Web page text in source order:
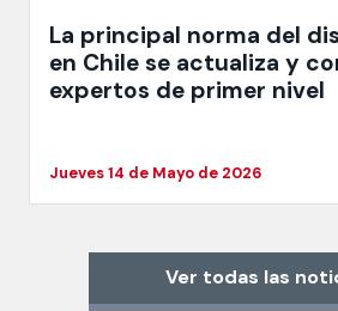
La principal norma del
en Chile se actualiza y
expertos de primer nivel
Jueves 14 de Mayo de 2026
Ver todas las